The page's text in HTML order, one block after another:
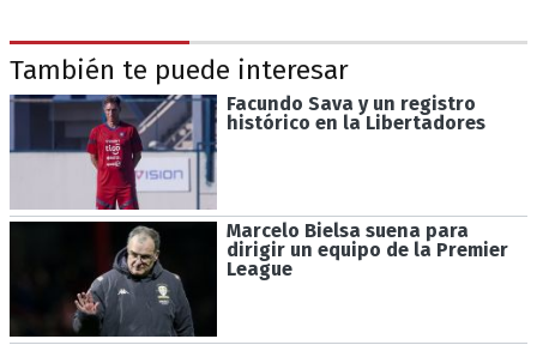
También te puede interesar
Facundo Sava y un registro
histórico en la Libertadores
Marcelo Bielsa suena para
dirigir un equipo de la Premier
League